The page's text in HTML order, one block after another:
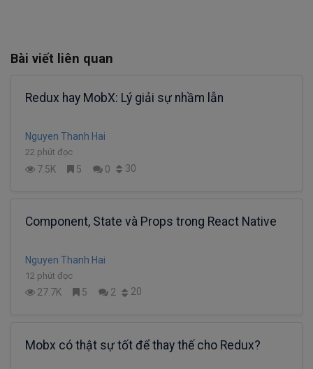
Bài viết liên quan
Redux hay MobX: Lý giải sự nhầm lẫn
Nguyen Thanh Hai
22 phút đọc
7.5K 5 0 30
Component, State và Props trong React Native
Nguyen Thanh Hai
12 phút đọc
27.7K 5 2 20
Mobx có thật sự tốt để thay thế cho Redux?